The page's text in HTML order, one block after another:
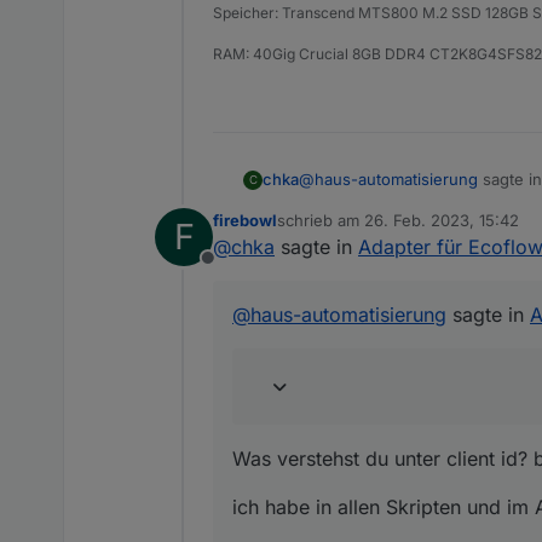
Speicher: Transcend MTS800 M.2 SSD 128GB
RAM: 40Gig Crucial 8GB DDR4
C chka@haus-automatisierung sagte in
Wichtiger Hinweis: Bitte
F
Offline
firebowlschrieb am 26. Feb. 2023, 15:42
zuletzt editiert von
@chka sagte in Adapter für
@haus-automatisierung sagte in
Was verstehst du unter client
ich habe in allen Skripten und im